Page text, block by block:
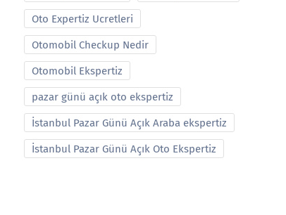
Oto Expertiz Ucretleri
Otomobil Checkup Nedir
Otomobil Ekspertiz
pazar günü açık oto ekspertiz
İstanbul Pazar Günü Açık Araba ekspertiz
İstanbul Pazar Günü Açık Oto Ekspertiz